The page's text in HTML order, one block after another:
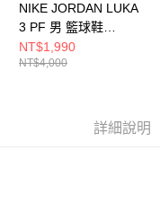
NIKE JORDAN LUKA
3 PF 男 籃球鞋
FQ1285600
NT$1,990
NT$4,000
詳細說明